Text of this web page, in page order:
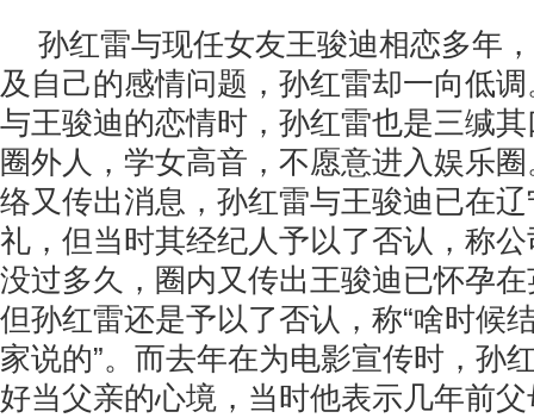
孙红雷与现任女友王骏迪相恋多年
及自己的感情问题，孙红雷却一向低
与王骏迪的恋情时，孙红雷也是三缄
圈外人，学女高音，不愿意进入娱乐
络又传出消息，孙红雷与王骏迪已在
礼，但当时其经纪人予以了否认，称
没过多久，圈内又传出王骏迪已怀孕
但孙红雷还是予以了否认，称“啥时候
家说的”。而去年在为电影宣传时，孙
好当父亲的心境，当时他表示几年前